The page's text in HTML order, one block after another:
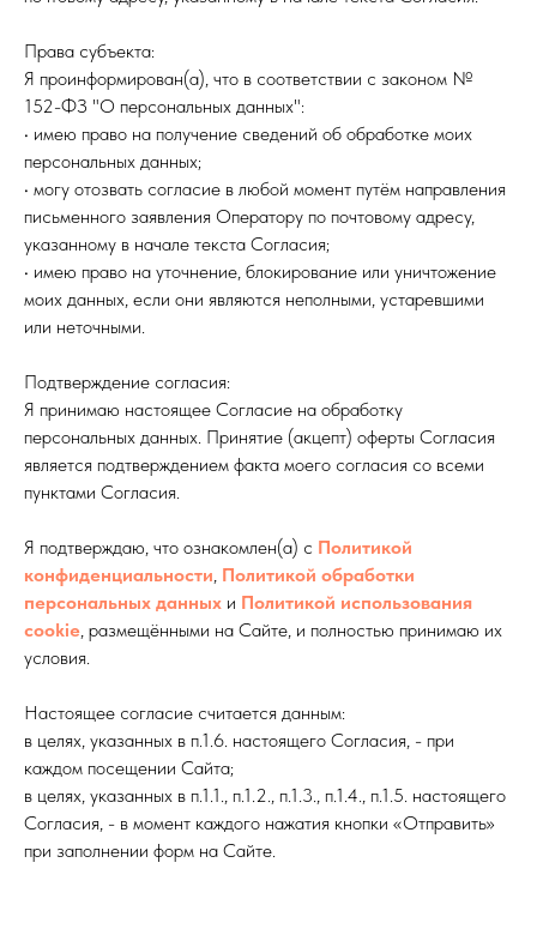
Права субъекта:
Я проинформирован(а), что в соответствии с законом №
152-ФЗ "О персональных данных":
• имею право на получение сведений об обработке моих
персональных данных;
• могу отозвать согласие в любой момент путём направления
письменного заявления Оператору по почтовому адресу,
указанному в начале текста Согласия;
• имею право на уточнение, блокирование или уничтожение
моих данных, если они являются неполными, устаревшими
или неточными.
Подтверждение согласия:
Я принимаю настоящее Согласие на обработку
персональных данных. Принятие (акцепт) оферты Согласия
является подтверждением факта моего согласия со всеми
пунктами Согласия.
Я подтверждаю, что ознакомлен(а) с Политикой
конфиденциальности, Политикой обработки
персональных данных и Политикой использования
cookie, размещёнными на Сайте, и полностью принимаю их
условия.
Настоящее согласие считается данным:
в целях, указанных в п.1.6. настоящего Согласия, - при
каждом посещении Сайта;
в целях, указанных в п.1.1., п.1.2., п.1.3., п.1.4., п.1.5. настоящего
Согласия, - в момент каждого нажатия кнопки «Отправить»
при заполнении форм на Сайте.